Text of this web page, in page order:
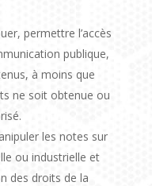
permettre l’accès
publique,
à moins que
ne soit obtenue ou
les notes sur
ou industrielle et
des droits de la